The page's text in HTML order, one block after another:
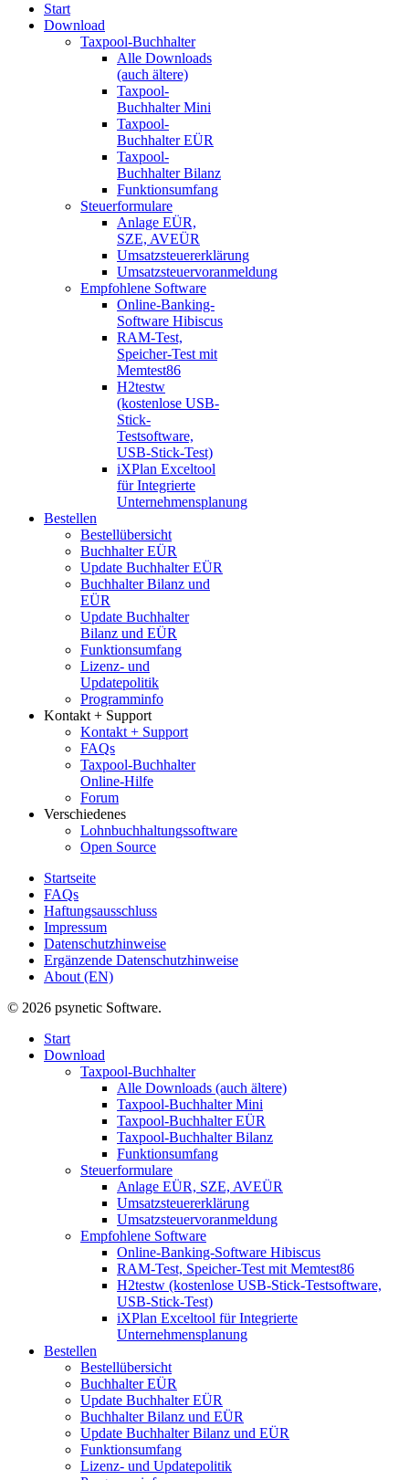
Start
Download
Taxpool-Buchhalter
Alle Downloads
(auch ältere)
Taxpool-
Buchhalter Mini
Taxpool-
Buchhalter EÜR
Taxpool-
Buchhalter Bilanz
Funktionsumfang
Steuerformulare
Anlage EÜR,
SZE, AVEÜR
Umsatzsteuererklärung
Umsatzsteuervoranmeldung
Empfohlene Software
Online-Banking-
Software Hibiscus
RAM-Test,
Speicher-Test mit
Memtest86
H2testw
(kostenlose USB-
Stick-
Testsoftware,
USB-Stick-Test)
iXPlan Exceltool
für Integrierte
Unternehmensplanung
Bestellen
Bestellübersicht
Buchhalter EÜR
Update Buchhalter EÜR
Buchhalter Bilanz und
EÜR
Update Buchhalter
Bilanz und EÜR
Funktionsumfang
Lizenz- und
Updatepolitik
Programminfo
Kontakt + Support
Kontakt + Support
FAQs
Taxpool-Buchhalter
Online-Hilfe
Forum
Verschiedenes
Lohnbuchhaltungssoftware
Open Source
Startseite
FAQs
Haftungsausschluss
Impressum
Datenschutzhinweise
Ergänzende Datenschutzhinweise
About (EN)
© 2026 psynetic Software.
Start
Download
Taxpool-Buchhalter
Alle Downloads (auch ältere)
Taxpool-Buchhalter Mini
Taxpool-Buchhalter EÜR
Taxpool-Buchhalter Bilanz
Funktionsumfang
Steuerformulare
Anlage EÜR, SZE, AVEÜR
Umsatzsteuererklärung
Umsatzsteuervoranmeldung
Empfohlene Software
Online-Banking-Software Hibiscus
RAM-Test, Speicher-Test mit Memtest86
H2testw (kostenlose USB-Stick-Testsoftware,
USB-Stick-Test)
iXPlan Exceltool für Integrierte
Unternehmensplanung
Bestellen
Bestellübersicht
Buchhalter EÜR
Update Buchhalter EÜR
Buchhalter Bilanz und EÜR
Update Buchhalter Bilanz und EÜR
Funktionsumfang
Lizenz- und Updatepolitik